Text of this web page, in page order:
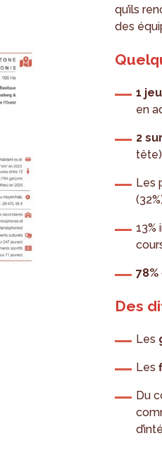
qu’ils
des
1
en
2
Les
13%
78%
Des
Les
Les
Du